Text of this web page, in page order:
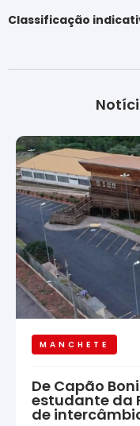
Classificação
MANCHETE
De Capão
estudante da
de